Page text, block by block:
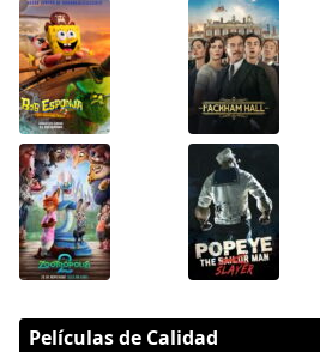
Películas de Calidad